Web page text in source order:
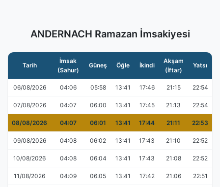
ANDERNACH Ramazan İmsakiyesi
Tarih
İmsak
(Sahur)
Güneş Öğle İkindi
Akşam
(İftar)
Yatsı
06/08/2026 04:06 05:58 13:41 17:46 21:15 22:54
07/08/2026 04:07 06:00 13:41 17:45 21:13 22:54
08/08/2026 04:07 06:01 13:41 17:44 21:11 22:53
09/08/2026 04:08 06:02 13:41 17:43 21:10 22:52
10/08/2026 04:08 06:04 13:41 17:43 21:08 22:52
11/08/2026 04:09 06:05 13:41 17:42 21:06 22:51